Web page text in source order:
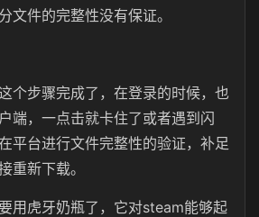
文件的完整性没有保证。
个步骤完成了，在登录的时候，也
端，一点击就卡住了或者遇到闪
平台进行文件完整性的验证，补足
重新下载。
用虎牙奶瓶了，它对steam能够起